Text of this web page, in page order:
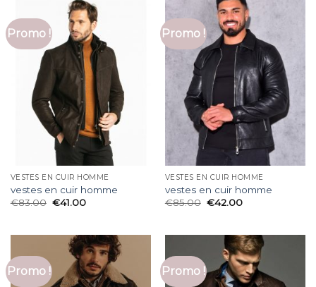
Promo !
VESTES EN CUIR HOMME
vestes en cuir homme
€83.00 €41.00
Promo !
VESTES EN CUIR HOMME
vestes en cuir homme
€85.00 €42.00
Promo ! Promo !